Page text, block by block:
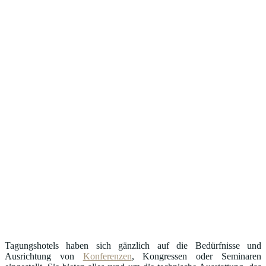
Tagungshotels haben sich gänzlich auf die Bedürfnisse und
Ausrichtung von Konferenzen, Kongressen oder Seminaren